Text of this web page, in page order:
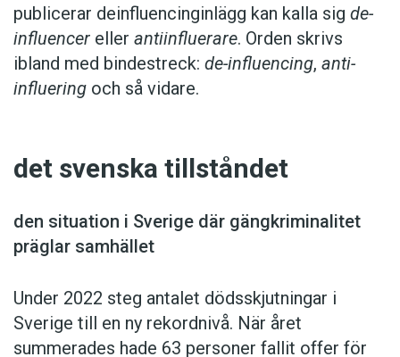
publicerar deinfluencing­inlägg kan kalla sig de­
influencer eller antiinfluerare. Orden skrivs
ibland med bindestreck: de-influencing, ­ anti-
influering och så vidare.
det svenska tillståndet
den situation i Sverige där gäng­kriminalitet
präglar samhället
Under 2022 steg antalet dödsskjutningar i
Sverige till en ny rekordnivå. När året
summerades hade 63 personer fallit offer för